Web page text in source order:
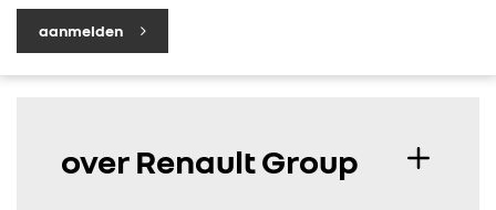
aanmelden
over Renault Group